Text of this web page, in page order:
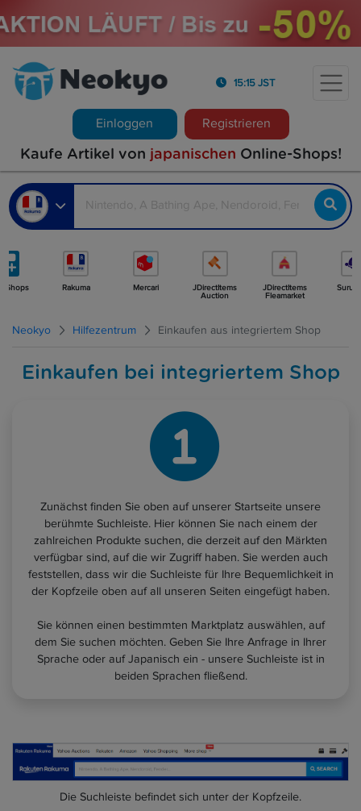
15:15 JST
Einloggen Registrieren
Kaufe Artikel von japanischen Online-Shops!
Shops Rakuma Mercari
JDirectItems
Auction
JDirectItems
Fleamarket
Neokyo Hilfezentrum Einkaufen aus integriertem Shop
Einkaufen bei integriertem Shop
Zunächst finden Sie oben auf unserer Startseite unsere
berühmte Suchleiste. Hier können Sie nach einem der
zahlreichen Produkte suchen, die derzeit auf den Märkten
verfügbar sind, auf die wir Zugriff haben. Sie werden auch
feststellen, dass wir die Suchleiste für Ihre Bequemlichkeit in
der Kopfzeile oben auf all unseren Seiten eingefügt haben.
Sie können einen bestimmten Marktplatz auswählen, auf
dem Sie suchen möchten. Geben Sie Ihre Anfrage in Ihrer
Sprache oder auf Japanisch ein - unsere Suchleiste ist in
beiden Sprachen fließend.
Die Suchleiste befindet sich unter der Kopfzeile.